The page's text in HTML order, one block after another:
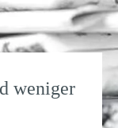
weniger